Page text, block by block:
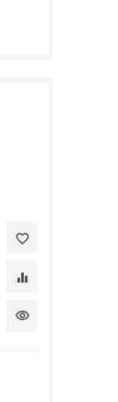
favorite_border
equalizer
visibility